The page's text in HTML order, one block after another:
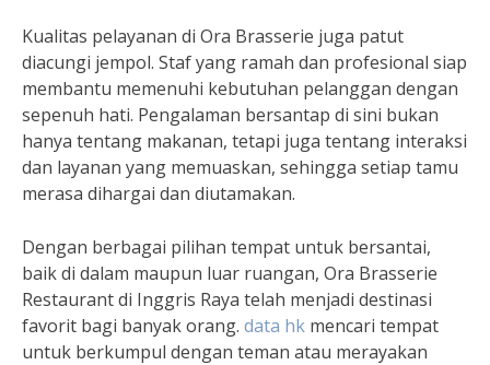
Kualitas pelayanan di Ora Brasserie juga patut
diacungi jempol. Staf yang ramah dan profesional siap
membantu memenuhi kebutuhan pelanggan dengan
sepenuh hati. Pengalaman bersantap di sini bukan
hanya tentang makanan, tetapi juga tentang interaksi
dan layanan yang memuaskan, sehingga setiap tamu
merasa dihargai dan diutamakan.
Dengan berbagai pilihan tempat untuk bersantai,
baik di dalam maupun luar ruangan, Ora Brasserie
Restaurant di Inggris Raya telah menjadi destinasi
favorit bagi banyak orang. data hk mencari tempat
untuk berkumpul dengan teman atau merayakan